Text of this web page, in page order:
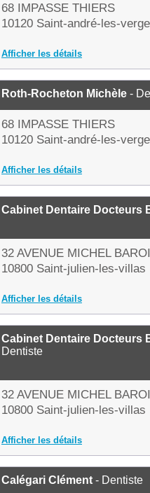
68 IMPASSE THIERS
10120 Saint-andré-les-
Afficher les détails
Roth-Rocheton Michèle -
68 IMPASSE THIERS
10120 Saint-andré-les-
Afficher les détails
Cabinet Dentaire Docteurs
32 AVENUE MICHEL
10800 Saint-julien-les-villas
Afficher les détails
Cabinet Dentaire Docteurs
Dentiste
32 AVENUE MICHEL
10800 Saint-julien-les-villas
Afficher les détails
Calégari Clément - Dentiste